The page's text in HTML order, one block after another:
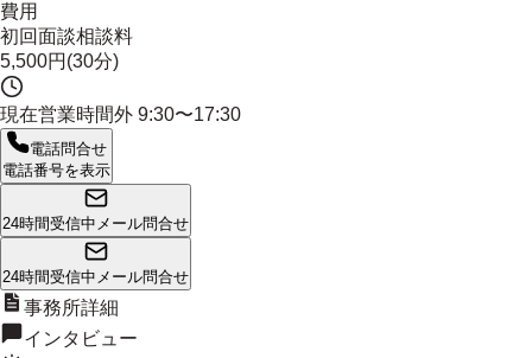
費用
初回面談相談料
5,500円(30分)
現在営業時間外 9:30〜17:30
電話問合せ
電話番号を表示
24時間受信中 メール問合せ
24時間受信中 メール問合せ
事務所詳細
インタビュー